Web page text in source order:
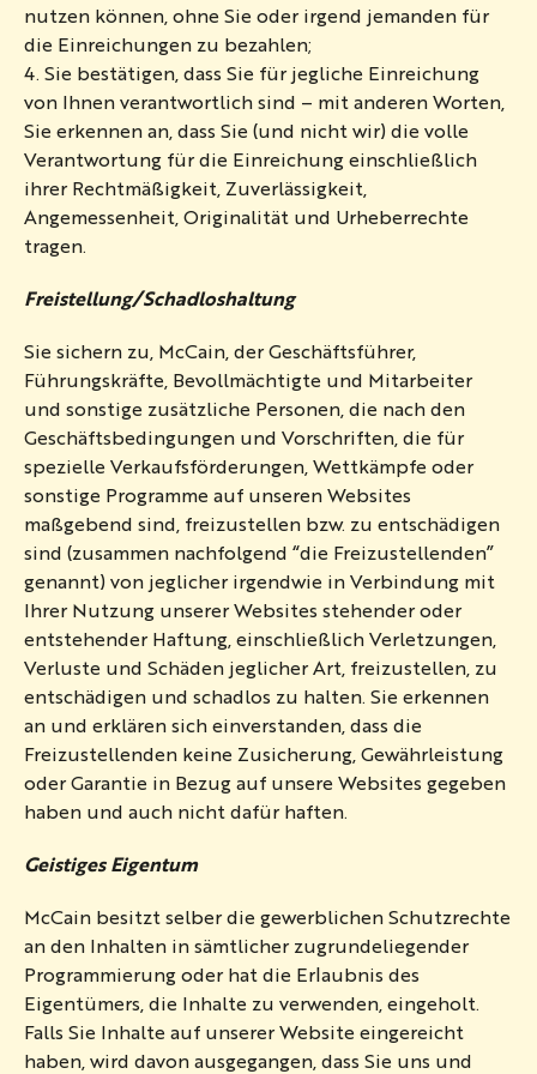
nutzen können, ohne Sie oder irgend jemanden für
die Einreichungen zu bezahlen;
4. Sie bestätigen, dass Sie für jegliche Einreichung
von Ihnen verantwortlich sind – mit anderen Worten,
Sie erkennen an, dass Sie (und nicht wir) die volle
Verantwortung für die Einreichung einschließlich
ihrer Rechtmäßigkeit, Zuverlässigkeit,
Angemessenheit, Originalität und Urheberrechte
tragen.
Freistellung/Schadloshaltung
Sie sichern zu, McCain, der Geschäftsführer,
Führungskräfte, Bevollmächtigte und Mitarbeiter
und sonstige zusätzliche Personen, die nach den
Geschäftsbedingungen und Vorschriften, die für
spezielle Verkaufsförderungen, Wettkämpfe oder
sonstige Programme auf unseren Websites
maßgebend sind, freizustellen bzw. zu entschädigen
sind (zusammen nachfolgend “die Freizustellenden”
genannt) von jeglicher irgendwie in Verbindung mit
Ihrer Nutzung unserer Websites stehender oder
entstehender Haftung, einschließlich Verletzungen,
Verluste und Schäden jeglicher Art, freizustellen, zu
entschädigen und schadlos zu halten. Sie erkennen
an und erklären sich einverstanden, dass die
Freizustellenden keine Zusicherung, Gewährleistung
oder Garantie in Bezug auf unsere Websites gegeben
haben und auch nicht dafür haften.
Geistiges Eigentum
McCain besitzt selber die gewerblichen Schutzrechte
an den Inhalten in sämtlicher zugrundeliegender
Programmierung oder hat die Erlaubnis des
Eigentümers, die Inhalte zu verwenden, eingeholt.
Falls Sie Inhalte auf unserer Website eingereicht
haben, wird davon ausgegangen, dass Sie uns und